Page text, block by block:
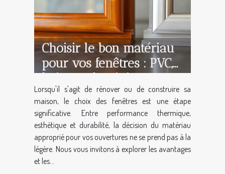
Choisir le bon matériau
pour vos fenêtres : PVC,
bois ou aluminium
Lorsqu'il s'agit de rénover ou de construire sa
maison, le choix des fenêtres est une étape
significative. Entre performance thermique,
esthétique et durabilité, la décision du matériau
approprié pour vos ouvertures ne se prend pas à la
légère. Nous vous invitons à explorer les avantages
et les...